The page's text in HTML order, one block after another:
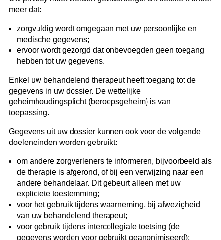
meer dat:
zorgvuldig wordt omgegaan met uw persoonlijke en
medische gegevens;
ervoor wordt gezorgd dat onbevoegden geen toegang
hebben tot uw gegevens.
Enkel uw behandelend therapeut heeft toegang tot de
gegevens in uw dossier. De wettelijke
geheimhoudingsplicht (beroepsgeheim) is van
toepassing.
Gegevens uit uw dossier kunnen ook voor de volgende
doeleneinden worden gebruikt:
om andere zorgverleners te informeren, bijvoorbeeld als
de therapie is afgerond, of bij een verwijzing naar een
andere behandelaar. Dit gebeurt alleen met uw
expliciete toestemming;
voor het gebruik tijdens waarneming, bij afwezigheid
van uw behandelend therapeut;
voor gebruik tijdens intercollegiale toetsing (de
gegevens worden voor gebruikt geanonimiseerd);